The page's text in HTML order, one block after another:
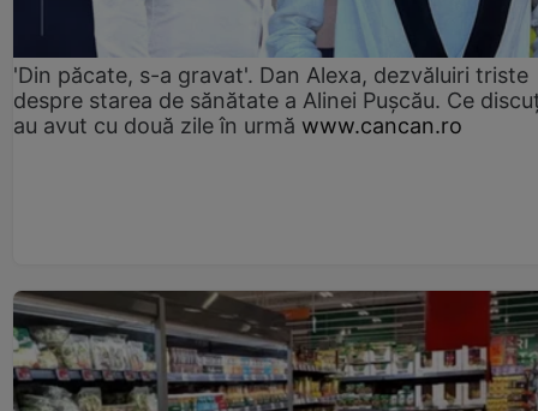
'Din păcate, s-a gravat'. Dan Alexa, dezvăluiri triste
despre starea de sănătate a Alinei Pușcău. Ce
au avut cu două zile în urmă www.cancan.ro